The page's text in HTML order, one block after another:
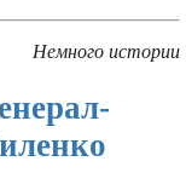
Немного истории